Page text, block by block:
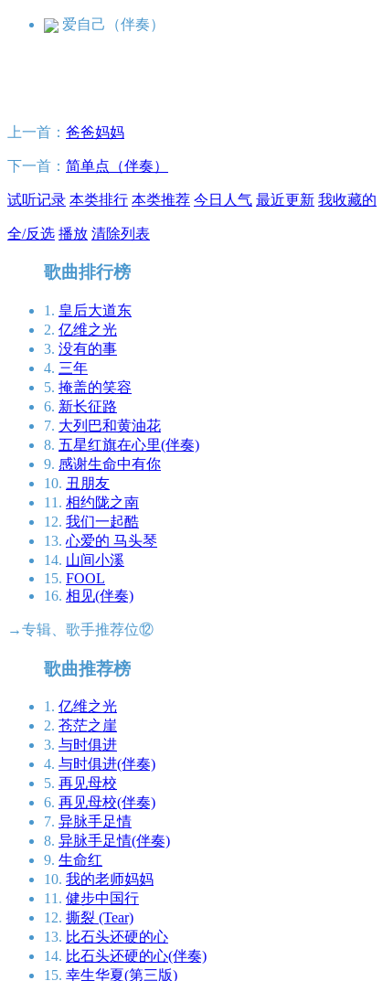
爱自己（伴奏）
上一首： 爸爸妈妈
下一首： 简单点（伴奏）
试听记录 本类排行 本类推荐 今日人气 最近更新 我收藏的
全/反选 播放 清除列表
歌曲排行榜
1. 皇后大道东
2. 亿维之光
3. 没有的事
4. 三年
5. 掩盖的笑容
6. 新长征路
7. 大列巴和黄油花
8. 五星红旗在心里(伴奏)
9. 感谢生命中有你
10. 丑朋友
11. 相约陇之南
12. 我们一起酷
13. 心爱的 马头琴
14. 山间小溪
15. FOOL
16. 相见(伴奏)
→专辑、歌手推荐位⑫
歌曲推荐榜
1. 亿维之光
2. 苍茫之崖
3. 与时俱进
4. 与时俱进(伴奏)
5. 再见母校
6. 再见母校(伴奏)
7. 异脉手足情
8. 异脉手足情(伴奏)
9. 生命红
10. 我的老师妈妈
11. 健步中国行
12. 撕裂 (Tear)
13. 比石头还硬的心
14. 比石头还硬的心(伴奏)
15. 幸生华夏(第三版)